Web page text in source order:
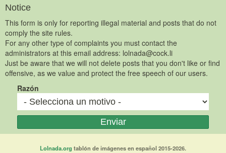
Notice
This form is only for reporting illegal material and posts that do not
comply the site rules.
For any other type of complaints you must contact the
administrators at this email address: lolnada@cock.li
Just be aware that we will not delete posts that you don't like or find
offensive, as we value and protect the free speech of our users.
Razón
Lolnada.org tablón de imágenes en español 2015-2026.